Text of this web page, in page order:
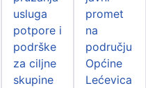
usluga
potpore i
podrške
za ciljne
skupine
promet
na
području
Općine
Lećevica